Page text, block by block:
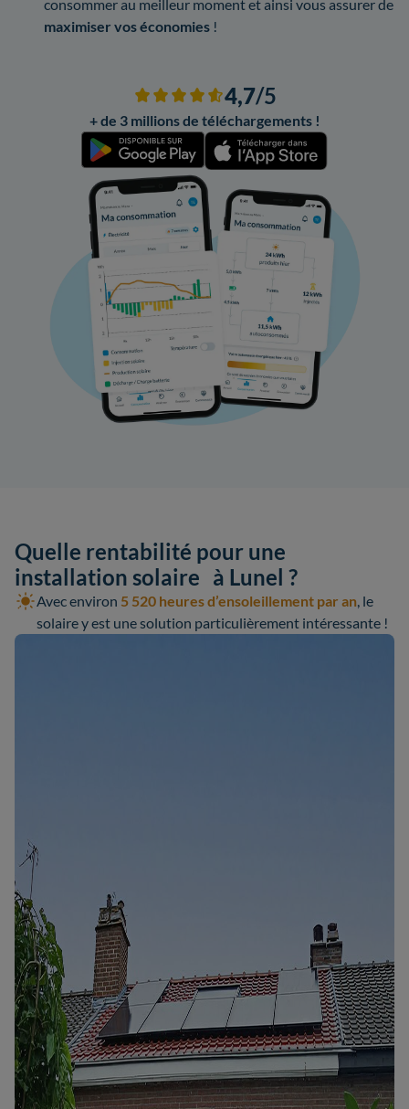
consommer au meilleur moment et ainsi vous assurer de
maximiser vos économies !
4,7/5
+ de 3 millions de téléchargements !
Quelle rentabilité pour une
installation solaire à Lunel ?
Avec environ 5 520 heures d’ensoleillement par an, le
solaire y est une solution particulièrement intéressante !